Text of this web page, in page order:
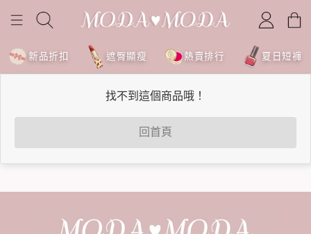
新品折扣 遮臀顯瘦 熱賣排行 夏日短褲
找不到這個商品哦！
回首頁